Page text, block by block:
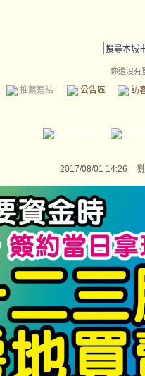
你還沒有
推薦連結 公告區 訪
2017/08/01 14:26